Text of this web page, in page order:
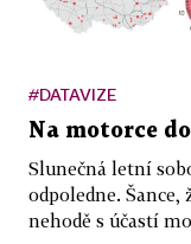
#DATAVIZE
Na motorce
Slunečná letní
odpoledne.
nehodě s účastí